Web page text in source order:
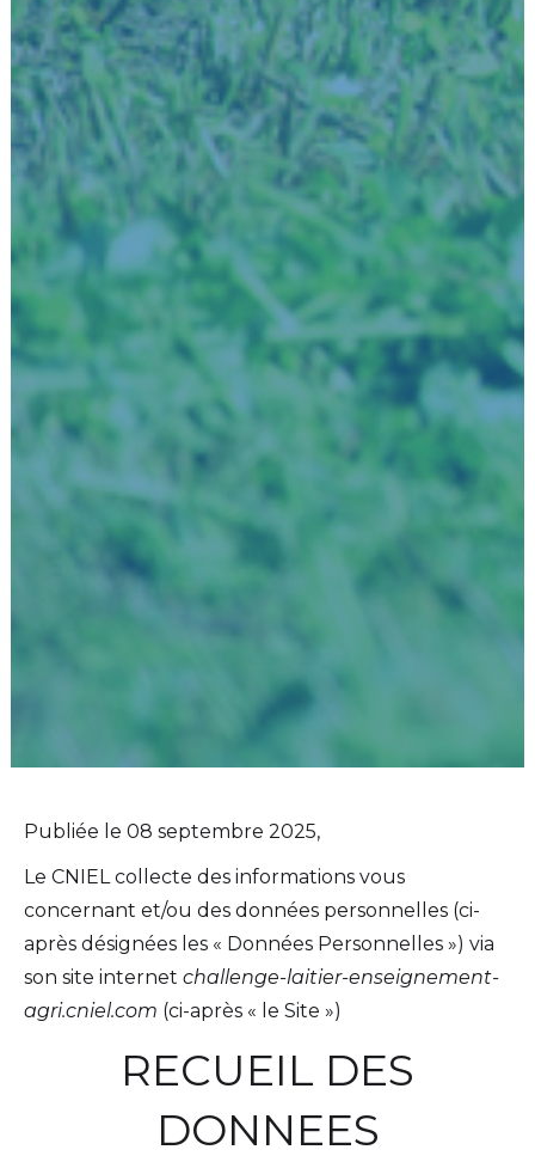
Publiée le 08 septembre 2025,
Le CNIEL collecte des informations vous
concernant et/ou des données personnelles (ci-
après désignées les « Données Personnelles ») via
son site internet challenge-laitier-enseignement-
agri.cniel.com (ci-après « le Site »)
RECUEIL DES
DONNEES